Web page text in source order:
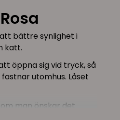
bättre synlighet i
katt.
öppna sig vid tryck, så
utomhus. Låset
man önskar det.